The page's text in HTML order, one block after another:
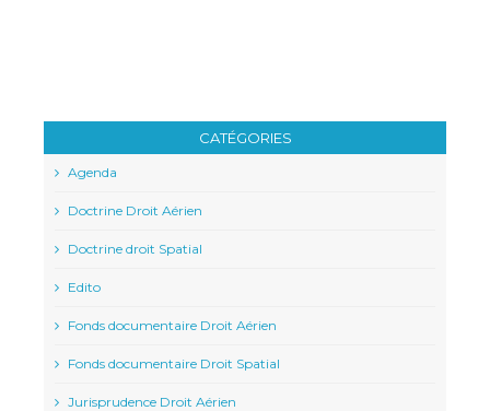
CATÉGORIES
Agenda
Doctrine Droit Aérien
Doctrine droit Spatial
Edito
Fonds documentaire Droit Aérien
Fonds documentaire Droit Spatial
Jurisprudence Droit Aérien